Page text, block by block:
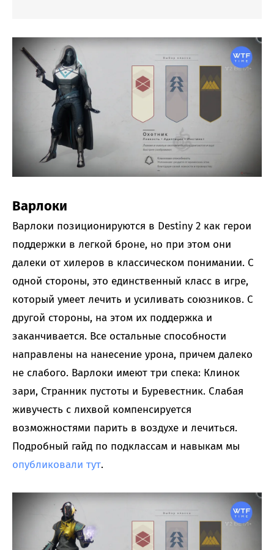
Варлоки
Варлоки позиционируются в Destiny 2 как герои
поддержки в легкой броне, но при этом они
далеки от хилеров в классическом понимании. С
одной стороны, это единственный класс в игре,
который умеет лечить и усиливать союзников. С
другой стороны, на этом их поддержка и
заканчивается. Все остальные способности
направлены на нанесение урона, причем далеко
не слабого. Варлоки имеют три спека: Клинок
зари, Странник пустоты и Буревестник. Слабая
живучесть с лихвой компенсируется
возможностями парить в воздухе и лечиться.
Подробный гайд по подклассам и навыкам мы
опубликовали тут.